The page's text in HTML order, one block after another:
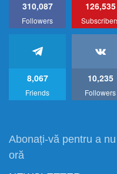
310,087
Followers
126,535
8,067
Friends
10,235
Followers
Abonați-vă pentru a
oră